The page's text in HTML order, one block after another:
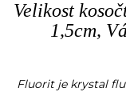
Velikost
1,5cm,
Fluorit je krystal